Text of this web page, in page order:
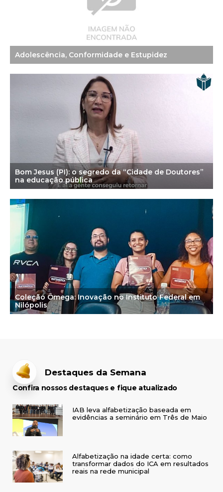
Adolescência, Conformidade e Estupidez
Bom Jesus (PI): o segredo da “Cidade de Doutores”
na educação pública
Coleção Ômega: Inovação no Instituto Federal em
Nilópolis
Destaques da Semana
Confira nossos destaques e fique atualizado
IAB leva alfabetização baseada em
evidências a seminário em Três de Maio
Alfabetização na idade certa: como
transformar dados do ICA em resultados
reais na rede municipal